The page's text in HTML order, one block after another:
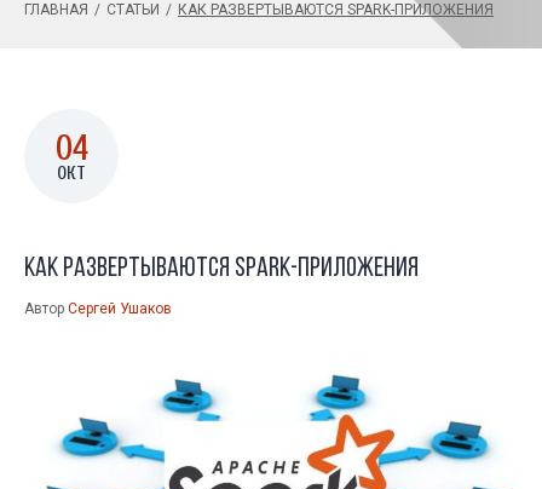
ГЛАВНАЯ / СТАТЬИ / КАК РАЗВЕРТЫВАЮТСЯ SPARK-ПРИЛОЖЕНИЯ
04
ОКТ
Как развертываются Spark-приложения
Автор Сергей Ушаков